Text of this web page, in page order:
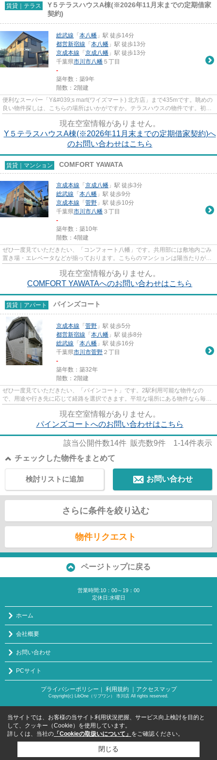
賃貸｜テラス
Y５テラスハウスA棟(※2026年11月末までの定期借家
契約)
総武線 「 本八幡 」駅 徒歩14分
都営新宿線 「 本八幡 」駅 徒歩13分
京成本線 「 京成八幡 」駅 徒歩13分
千葉県市川市八幡 ５丁目
-
築年数：築9年
階数：2階建
便利なスーパー「Y&#039;s mart(ワイズマート) 北方店」まで435mです。眺めの
良い物件探しは、こちらの場所はいかがですか。テラスハウスの物件です。初期
現在空室情報がありません。
Y５テラスハウスA棟(※2026年11月末までの定期借家契約)へ
のお問い合わせはこちら
賃貸｜マンション COMFORT YAWATA
京成本線 「 京成八幡 」駅 徒歩3分
総武線 「 本八幡 」駅 徒歩9分
京成本線 「 菅野 」駅 徒歩10分
千葉県市川市八幡 ３丁目
-
築年数：築10年
階数：4階建
ぜひ一度見ていただきたい、「コンフォート八幡」です。共用部には敷地内ごみ
置き場・エレベータなどが揃っております。こちらのマンションは陽当たりが良
現在空室情報がありません。
COMFORT YAWATAへのお問い合わせはこちら
賃貸｜アパート パインズコート
京成本線 「 菅野 」駅 徒歩5分
都営新宿線 「 本八幡 」駅 徒歩8分
総武線 「 本八幡 」駅 徒歩16分
千葉県市川市菅野 ２丁目
-
築年数：築32年
階数：2階建
ぜひ一度見ていただきたい、「パインコート」です。2駅利用可能な物件なの
で、用途や行き先に応じて経路を選択できます。平坦な場所にある物件なら毎日
現在空室情報がありません。
パインズコートへのお問い合わせはこちら
該当公開件数14件 販売数9件 1-14件表示
チェックした物件をまとめて
お問い合わせ
検討リストに追加
さらに条件を絞り込む
物件リクエスト
ページトップに戻る
営業時間:10：00～19：00
定休日:水曜日
ホーム
会社概要
お問い合わせ
PCサイト
プライバシーポリシー ｜ 利用規約 ｜アクセスマップ
Copyright(c) LibOne（リブワン） 市川店 All rights reserved.
当サイトでは、お客様の当サイト利用状況把握、サービス向上検討を目的と
して、クッキー（Cookie）を使用しています。
詳しくは、当社の 「Cookieの取扱いについて」 をご確認ください。
閉じる